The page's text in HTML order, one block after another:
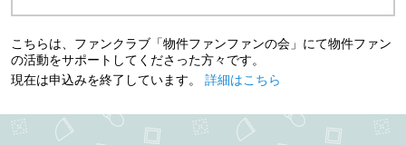
こちらは、ファンクラブ「物件ファンファンの会」にて物件ファン
の活動をサポートしてくださった方々です。
現在は申込みを終了しています。 詳細はこちら